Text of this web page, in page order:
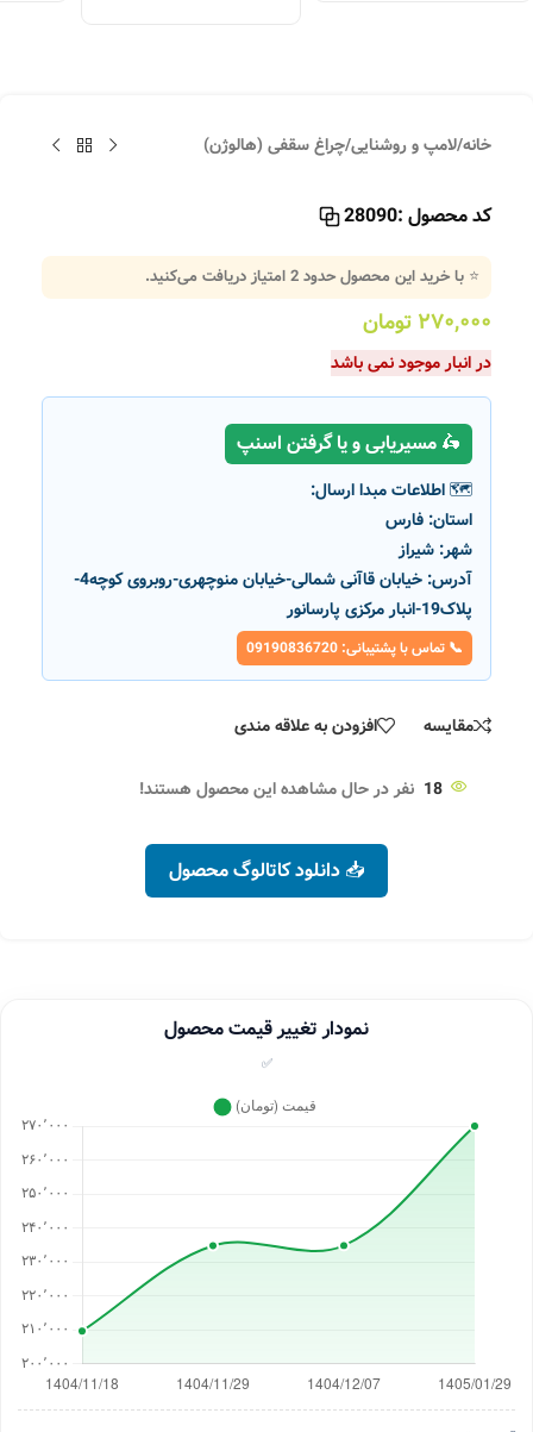
خانه/لامپ و روشنایی/چراغ سقفی (هالوژن)
کد محصول :28090
⭐ با خرید این محصول حدود2امتیاز دریافت می‌کنید.
۲۷۰,۰۰۰ تومان
در انبار موجود نمی باشد
🛵 مسیریابی و یا گرفتن اسنپ
🗺️ اطلاعات مبدا ارسال:
استان: فارس
شهر: شیراز
آدرس:
خیابان قاآنی شمالی-خیابان منوچهری-روبروی کوچه4-
پلاک19-انبار مرکزی پارسانور
📞 تماس با پشتیبانی: 09190836720
مقایسه افزودن به علاقه مندی
18 نفر در حال مشاهده این محصول هستند!
📥 دانلود کاتالوگ محصول
نمودار تغییر قیمت محصول
✅